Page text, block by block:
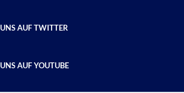
AUF TWITTER
AUF YOUTUBE